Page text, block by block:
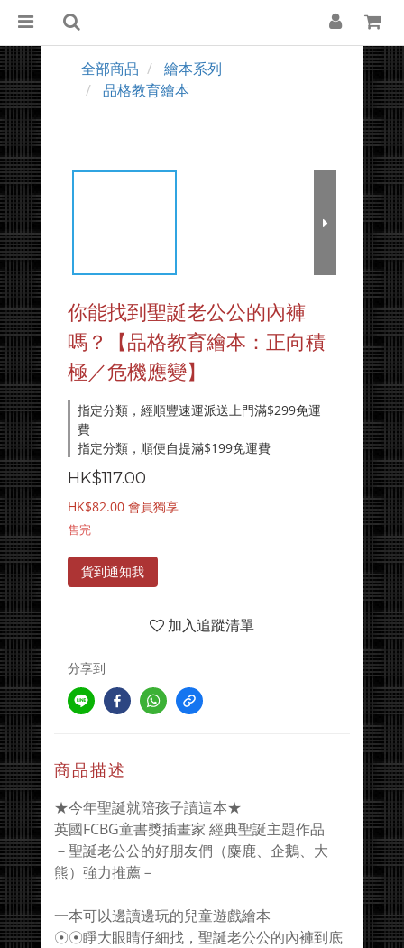
全部商品
繪本系列
品格教育繪本
你能找到聖誕老公公的內褲
嗎？【品格教育繪本：正向積
極／危機應變】
指定分類，經順豐速運派送上門滿$299免運
費
指定分類，順便自提滿$199免運費
HK$117.00
HK$82.00 會員獨享
售完
貨到通知我
加入追蹤清單
分享到
商品描述
★今年聖誕就陪孩子讀這本★
英國FCBG童書獎插畫家 經典聖誕主題作品
－聖誕老公公的好朋友們（麋鹿、企鵝、大
熊）強力推薦－
一本可以邊讀邊玩的兒童遊戲繪本
☉☉睜大眼睛仔細找，聖誕老公公的內褲到底